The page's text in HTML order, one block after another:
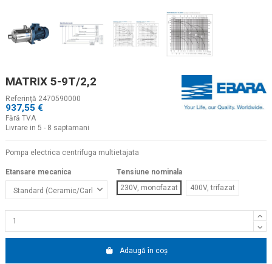
MATRIX 5-9T/2,2
Referinţă 2470590000
937,55 €
Fără TVA
Livrare in 5 - 8 saptamani
Pompa electrica centrifuga multietajata
Etansare mecanica
Tensiune nominala
230V, monofazat
400V, trifazat
Adaugă în coș